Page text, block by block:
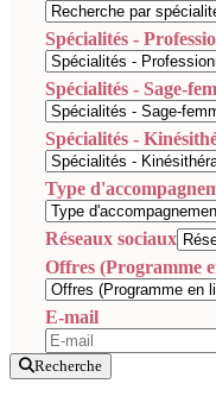
Spécialités -
Spécialités - Sage-
Spécialités -
Type
Réseaux sociaux
Offres (Programme
E-mail
Recherche